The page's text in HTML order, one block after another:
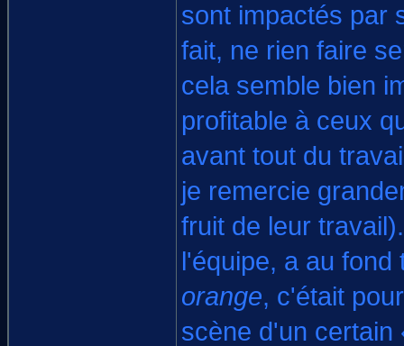
sont impactés par
fait, ne rien faire
cela semble bien
profitable à ceux
avant tout du
je remercie
fruit de leur
l'équipe, a au
orange, c'était
scène d'un certain